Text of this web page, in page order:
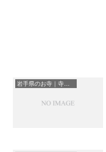
岩手県のお寺｜寺院一覧